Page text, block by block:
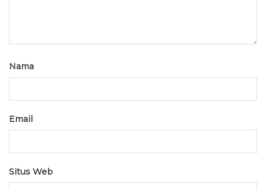
Nama
Email
Situs Web